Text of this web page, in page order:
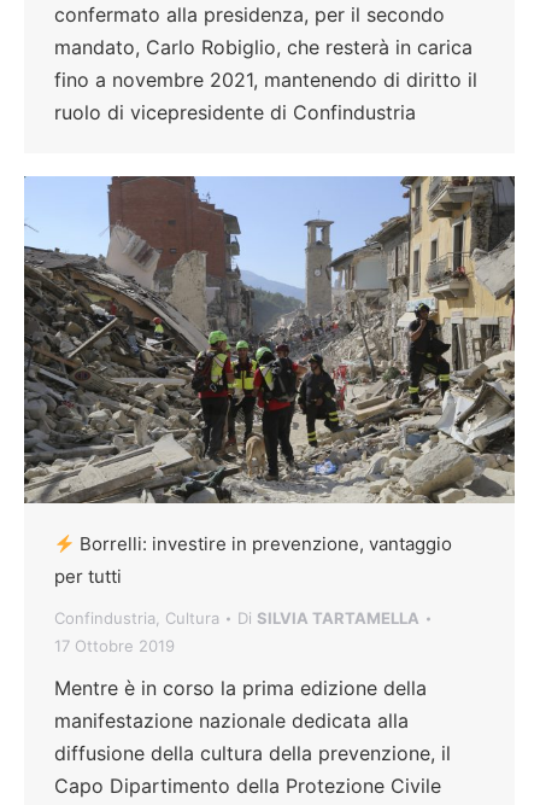
confermato alla presidenza, per il secondo
mandato, Carlo Robiglio, che resterà in carica
fino a novembre 2021, mantenendo di diritto il
ruolo di vicepresidente di Confindustria
Borrelli: investire in prevenzione, vantaggio
per tutti
Confindustria Cultura Di SILVIA TARTAMELLA
17 Ottobre 2019
Mentre è in corso la prima edizione della
manifestazione nazionale dedicata alla
diffusione della cultura della prevenzione, il
Capo Dipartimento della Protezione Civile